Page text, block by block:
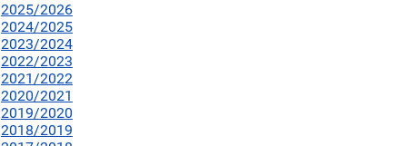
2025/2026
2024/2025
2023/2024
2022/2023
2021/2022
2020/2021
2019/2020
2018/2019